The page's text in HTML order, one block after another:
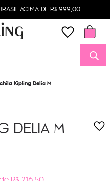
ACIMA DE R$ 999,00
Kipling Delia M
DELIA M